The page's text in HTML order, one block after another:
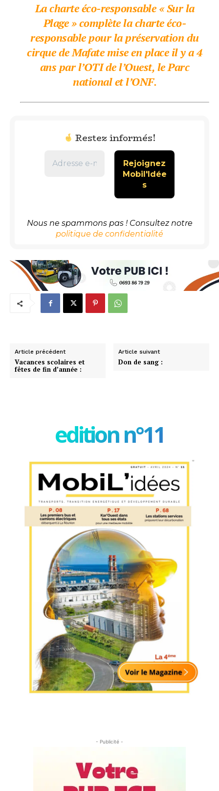
La charte éco-responsable « Sur la
Plage » complètela charte éco-
responsable pour la préservation du
cirque de Mafatemise en place il y a 4
ans par l’OTI de l’Ouest, le Parc
national et l’ONF.
Restez informés!
Nous ne spammons pas ! Consultez notre
politique de confidentialité
Article précédent
Vacances scolaires et
fêtes de fin d’année :
Article suivant
Don de sang :
edition n°11
- Publicité -